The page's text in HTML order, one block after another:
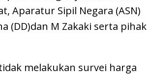
Aparatur Sipil Negara (ASN)
(DD)dan M Zakaki serta pihak
melakukan survei harga